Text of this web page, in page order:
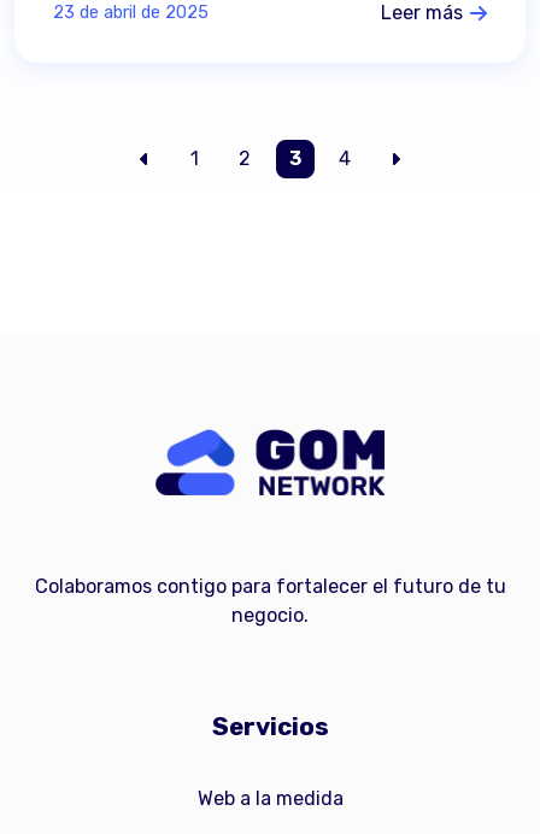
23 de abril de 2025 Leer más
1 2 3 4
Colaboramos contigo para fortalecer el futuro de tu
negocio.
Servicios
Web a la medida